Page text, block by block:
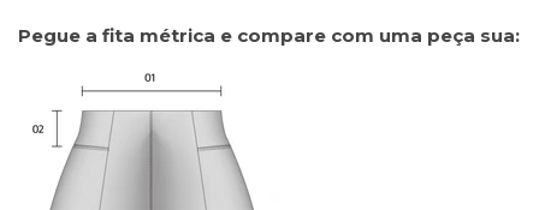
Pegue a fita métrica e compare com uma peça sua: